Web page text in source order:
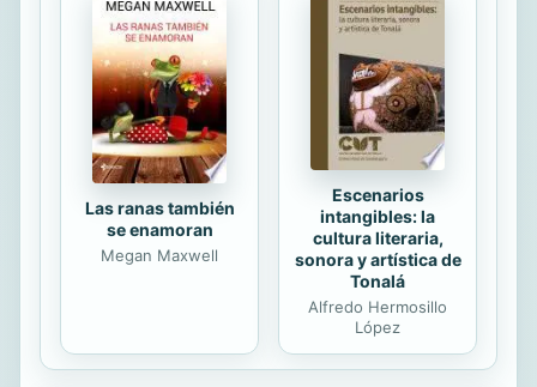
Las ranas también
se enamoran
Megan Maxwell
Escenarios
intangibles: la
cultura literaria,
sonora y artística de
Tonalá
Alfredo Hermosillo
López